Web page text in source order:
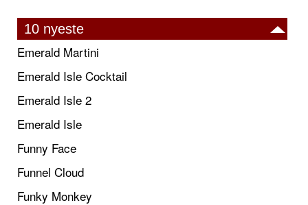
10 nyeste
Emerald Martini
Emerald Isle Cocktail
Emerald Isle 2
Emerald Isle
Funny Face
Funnel Cloud
Funky Monkey